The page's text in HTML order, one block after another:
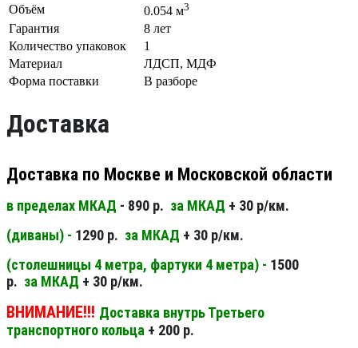
Объём
0.054 м3
Гарантия
8 лет
Количество упаковок
1
Материал
ЛДСП, МДФ
Форма поставки
В разборе
Доставка
Доставка по Москве и Московской области
в пределах МКАД - 890 р. за МКАД + 30 р/км.
(диваны) - 1290 р. за МКАД + 30 р/км.
(столешницы 4 метра, фартуки 4 метра) - 1500
р. за МКАД + 30 р/км.
ВНИМАНИЕ!!! Доставка внутрь Третьего
транспортного кольца + 200 р.